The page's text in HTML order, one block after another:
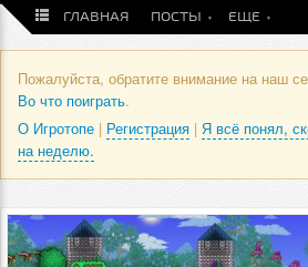
ГЛАВНАЯ ПОСТЫ ЕЩЕ
Пожалуйста, обратите внимание на наш
Во что поиграть.
О Игротопе | Регистрация | Я всё понял,
на неделю.